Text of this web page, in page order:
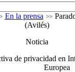
En la prensa
(Avilés)
Noticia
de privacidad en
Europea